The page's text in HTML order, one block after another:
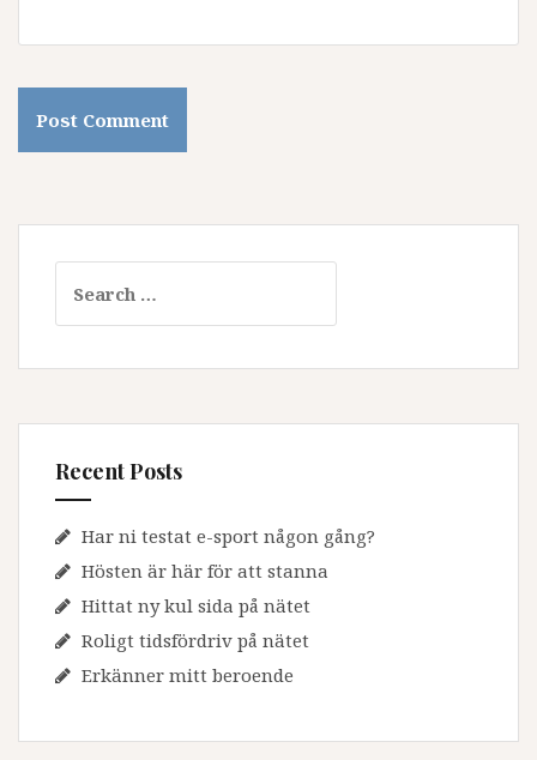
for:
Recent Posts
Har ni testat e-sport någon gång?
Hösten är här för att stanna
Hittat ny kul sida på nätet
Roligt tidsfördriv på nätet
Erkänner mitt beroende